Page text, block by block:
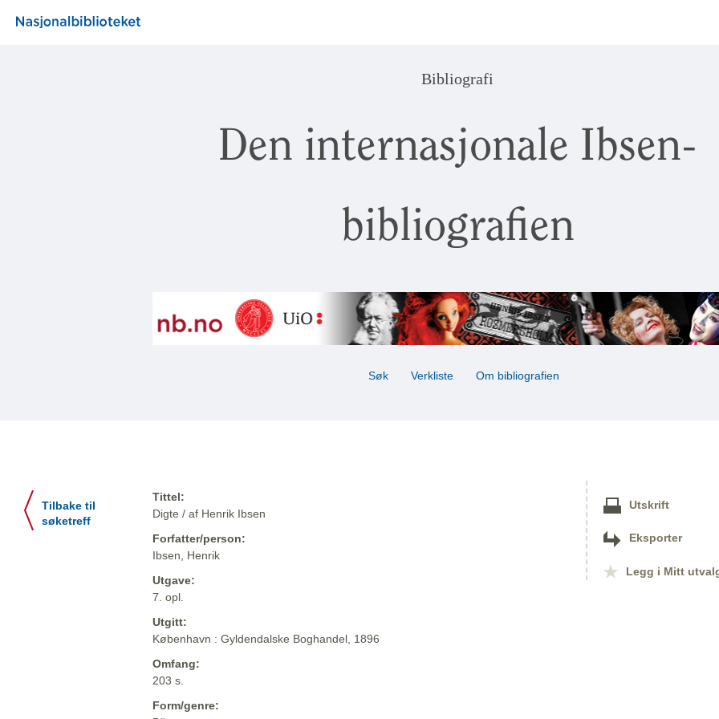
Bibliografi
Den internasjonale Ibsen-
bibliografien
Søk Verkliste Om bibliografien
Tilbake til
søketreff
Tittel:
Digte / af Henrik Ibsen
Forfatter/person:
Ibsen, Henrik
Utgave:
7. opl.
Utgitt:
København : Gyldendalske Boghandel, 1896
Omfang:
203 s.
Form/genre:
Utskrift
Eksporter
Legg i Mitt